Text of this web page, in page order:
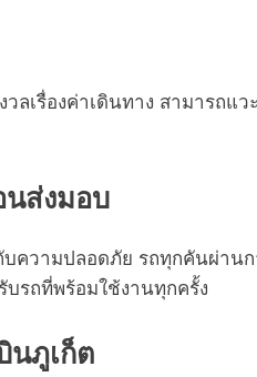
ลเรื่องค่าเดินทาง สามารถแ
ส่งมอบ
ความปลอดภัย รถทุกคันผ่าน
บรถที่พร้อมใช้งานทุกครั้ง
นภูเก็ต